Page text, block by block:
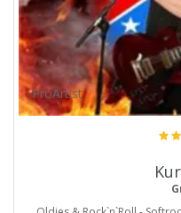
ProArtist